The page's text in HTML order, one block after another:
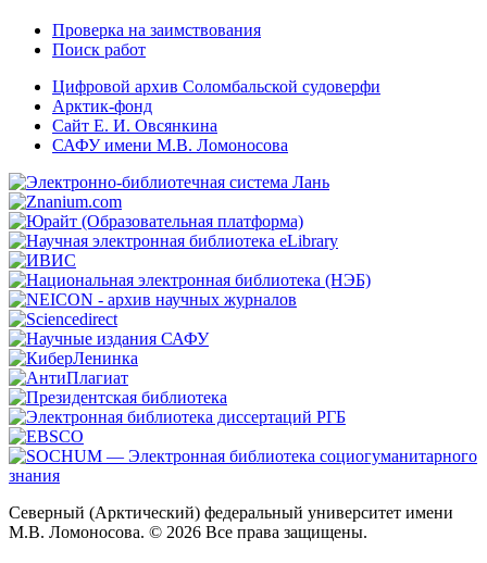
Проверка на заимствования
Поиск работ
Цифровой архив Соломбальской судоверфи
Арктик-фонд
Сайт Е. И. Овсянкина
САФУ имени М.В. Ломоносова
Северный (Арктический) федеральный университет имени
М.В. Ломоносова. © 2026 Все права защищены.